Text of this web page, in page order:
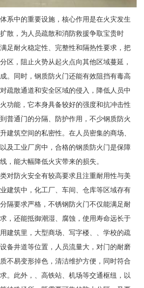
系中的重要设施，核心作用是在火灾发生
散，为人员疏散和消防救援争取宝贵时
足耐火稳定性、完整性和隔热性要求，把
区，阻止火势从起火点向其他区域蔓延，
。同时，钢质防火门还能有效阻挡有毒高
疏散通道和安全区域的侵入，降低人员中
功能，它本身具备较好的强度和抗冲击性
普通门的分隔、防护作用，不少钢质防火
建筑空间的私密性。在人员密集的商场、
及工业厂房中，合格的钢质防火门是保障
，能大幅降低火灾带来的损失。
对防火安全有较高要求且注重耐用性与美
建筑中，化工厂、车间、仓库等区域存有
隔要求严格，不锈钢防火门不仅能满足耐
，还能抵御潮湿、腐蚀，使用寿命远长于
建筑里，大型商场、写字楼、、学校的疏
备井道等位置，人员流量大，对门的耐磨
不易变形掉色，清洁维护方便，同时符合
。此外，、高铁站、机场等交通枢纽，以